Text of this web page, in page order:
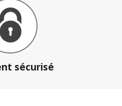
sécurisé